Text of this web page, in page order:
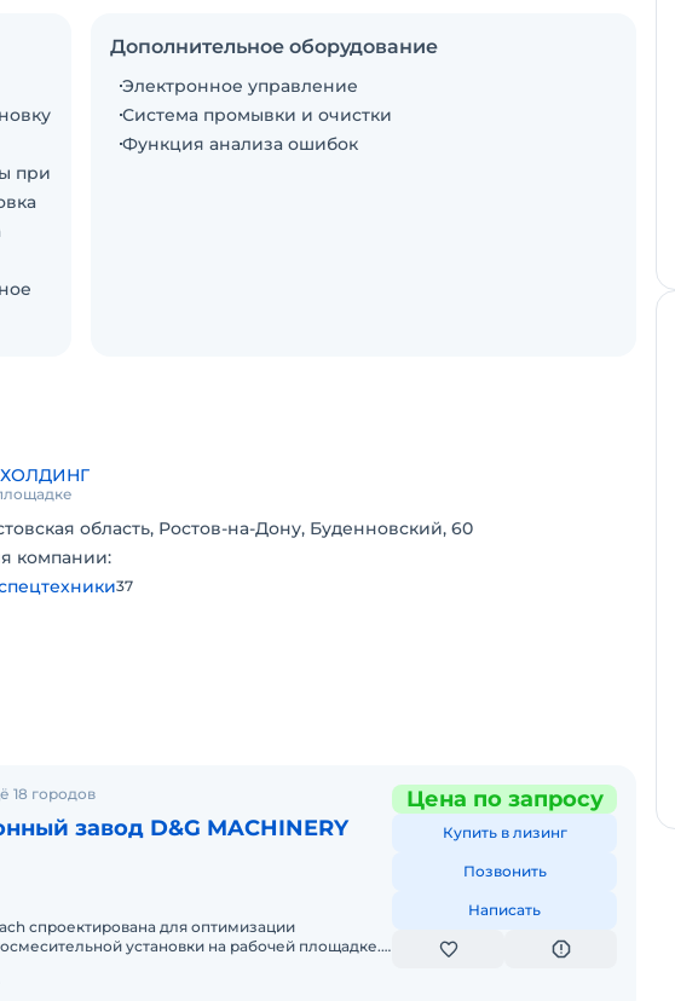
при
с
Дополнительное оборудование
Электронное управление
Система промывки и очистки
Функция анализа ошибок
область, Ростов-на-Дону, Буденновский, 60
компании:
37
18 городов
завод D&G MACHINERY
спроектирована для оптимизации
установки на рабочей площадке.
Цена по запросу
Купить в лизинг
Позвонить
Написать